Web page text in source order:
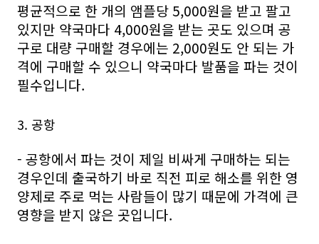
평균적으로 한 개의 앰플당 5,000원을 받고 팔고
있지만 약국마다 4,000원을 받는 곳도 있으며 공
구로 대량 구매할 경우에는 2,000원도 안 되는 가
격에 구매할 수 있으니 약국마다 발품을 파는 것이
필수입니다.
3. 공항
- 공항에서 파는 것이 제일 비싸게 구매하는 되는
경우인데 출국하기 바로 직전 피로 해소를 위한 영
양제로 주로 먹는 사람들이 많기 때문에 가격에 큰
영향을 받지 않은 곳입니다.